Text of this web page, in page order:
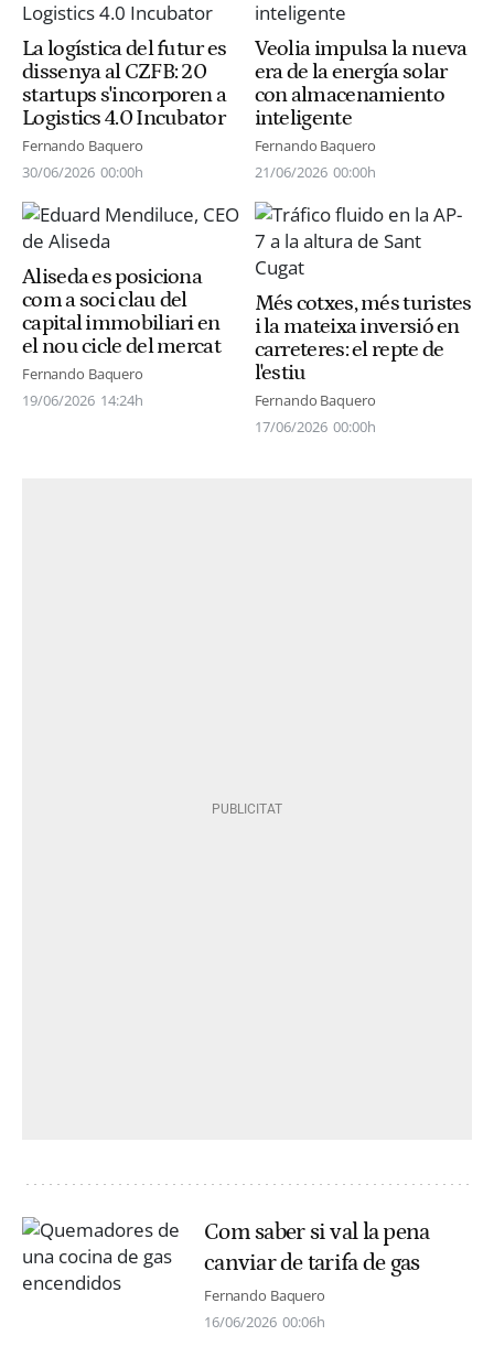
La logística del futur es
dissenya al CZFB: 20
startups s'incorporen a
Logistics 4.0 Incubator
Fernando Baquero
30/06/2026 00:00h
Veolia impulsa la nueva
era de la energía solar
con almacenamiento
inteligente
Fernando Baquero
21/06/2026 00:00h
Aliseda es posiciona
com a soci clau del
capital immobiliari en
el nou cicle del mercat
Fernando Baquero
19/06/2026 14:24h
Més cotxes, més turistes
i la mateixa inversió en
carreteres: el repte de
l'estiu
Fernando Baquero
17/06/2026 00:00h
Com saber si val la pena
canviar de tarifa de gas
Fernando Baquero
16/06/2026 00:06h